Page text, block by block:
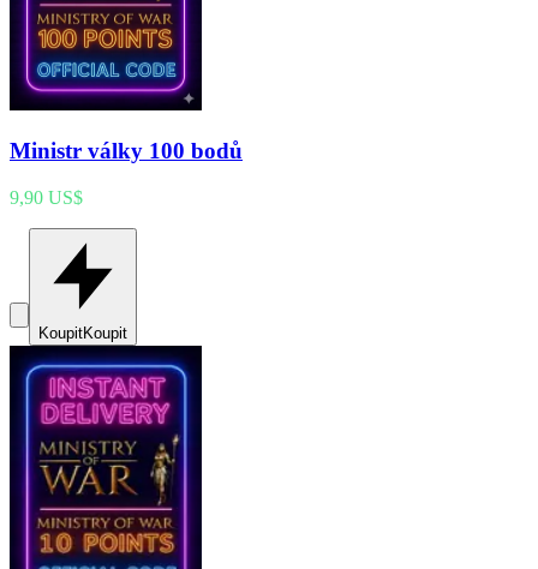
Ministr války 100 bodů
9,90 US$
KoupitKoupit